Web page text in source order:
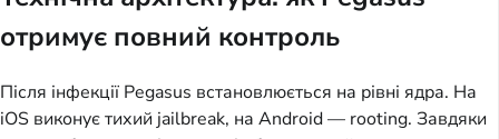
отримує повний контроль
Після інфекції Pegasus встановлюється на рівні ядра. На
iOS виконує тихий jailbreak, на Android — rooting. Завдяки